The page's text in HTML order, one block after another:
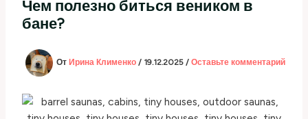
Чем полезно биться веником в
бане?
От Ирина Клименко/ 19.12.2025/Оставьте комментарий